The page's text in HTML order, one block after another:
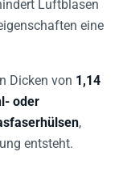
Luftblasen
eine
Dicken von 1,14
oder
,
entsteht.